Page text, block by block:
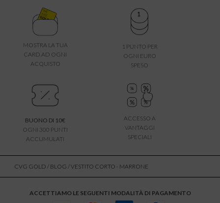
MOSTRA LA TUA
CARD AD OGNI
ACQUISTO
1 PUNTO PER
OGNI EURO
SPESO
BUONO DI 10€
OGNI 300 PUNTI
ACCUMULATI
ACCESSO A
VANTAGGI
SPECIALI
CVG GOLD / BLOG / VESTITO CORTO - MARRONE
ACCETTIAMO LE SEGUENTI MODALITÀ DI PAGAMENTO